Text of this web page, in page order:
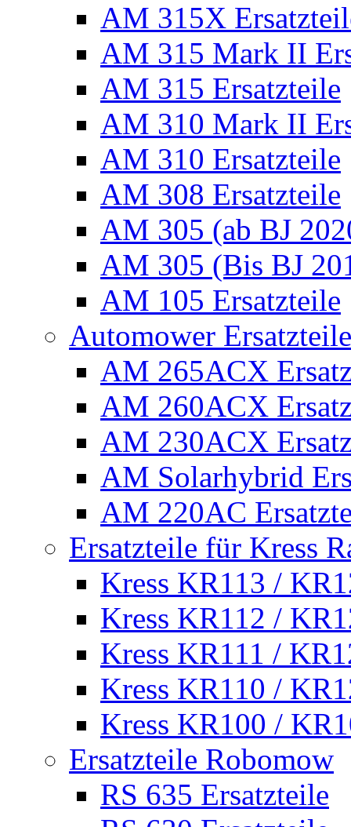
AM 315X
AM 315 Mark II
AM 315 Ersatzteile
AM 310 Mark II
AM 310 Ersatzteile
AM 308 Ersatzteile
AM 305 (ab BJ
AM 305 (Bis BJ
AM 105 Ersatzteile
Automower
AM 265ACX
AM 260ACX
AM 230ACX
AM Solarhybrid
AM 220AC
Ersatzteile für Kress
Kress KR113 /
Kress KR112 /
Kress KR111 /
Kress KR110 /
Kress KR100 /
Ersatzteile Robomow
RS 635 Ersatzteile